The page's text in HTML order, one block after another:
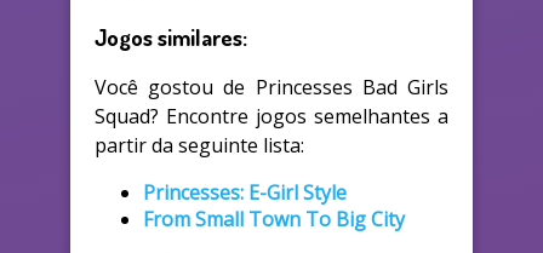
Jogos similares:
Você gostou de Princesses Bad Girls
Squad? Encontre jogos semelhantes a
partir da seguinte lista:
Princesses: E-Girl Style
From Small Town To Big City